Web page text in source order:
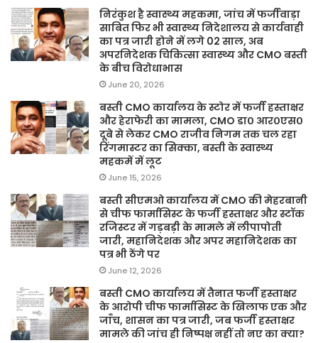
निरंकुश है स्वास्थ्य महकमा, जांच में फर्जीवाड़ा
साबित फिर भी स्वास्थ्य निदेशालय से कार्यवाही
का पत्र जारी होने में लगे 02 साल, अब
अपरनिदेशक चिकित्सा स्वास्थ्य और CMO बस्ती
के बीच विरोधाभास
June 20, 2026
बस्ती CMO कार्यालय के स्टोर में फर्जी हस्ताक्षर
और हेराफेरी का मामला, CMO डा० आर०एस०
दूबे से लेकर CMO राजीव निगम तक चल रहा
रिंगमास्टर का सिक्का, बस्ती के स्वास्थ्य
महकमें में लूट
June 15, 2026
बस्ती सीएमओ कार्यालय में CMO की मेहरबानी
से चीफ फार्मासिस्ट के फर्जी हस्ताक्षर और स्टॉक
रजिस्टर में गड़बड़ी के मामले में लीपापोती
जारी, महानिदेशक और अपर महानिदेशक का
पत्र भी ठेंगे पर
June 12, 2026
बस्ती CMO कार्यालय में तैनात फर्जी हस्ताक्षर
के आरोपी चीफ फार्मासिस्ट के खिलाफ एक और
जाँच, शासन का पत्र जारी, जब फर्जी हस्ताक्षर
मामले की जांच ही निष्पक्ष नहीं तो नए का क्या?